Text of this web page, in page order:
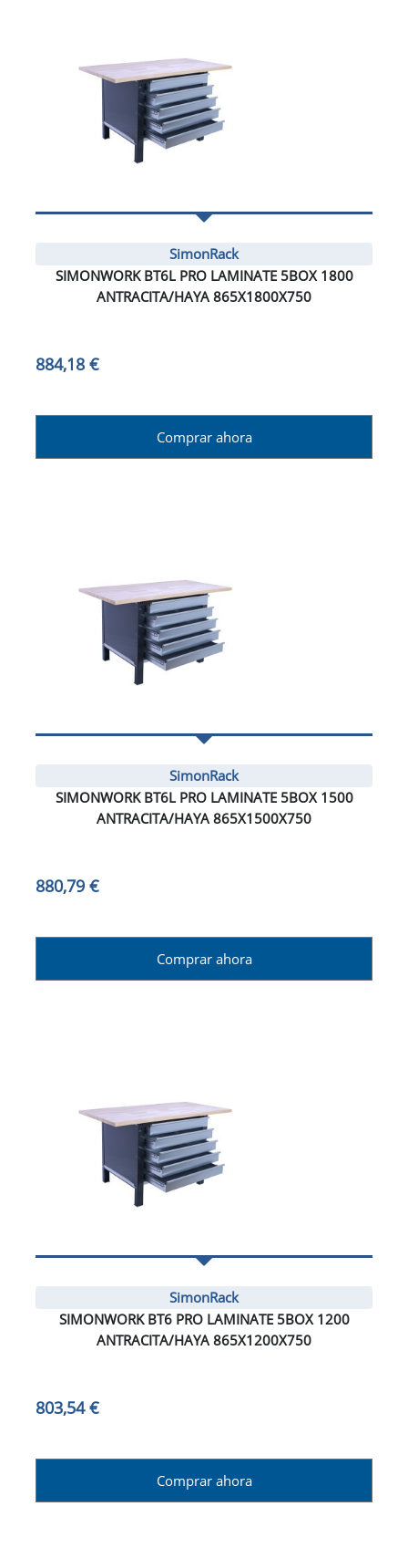
SimonRack
SIMONWORK BT6L PRO LAMINATE 5BOX 1800
ANTRACITA/HAYA 865X1800X750
884,18 €
Comprar ahora
SimonRack
SIMONWORK BT6L PRO LAMINATE 5BOX 1500
ANTRACITA/HAYA 865X1500X750
880,79 €
Comprar ahora
SimonRack
SIMONWORK BT6 PRO LAMINATE 5BOX 1200
ANTRACITA/HAYA 865X1200X750
803,54 €
Comprar ahora